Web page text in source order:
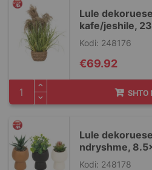
Lule
kafe/jeshile,
Kodi: 248176
€69.92
SHTO
Lule
ndryshme,
Kodi: 248178